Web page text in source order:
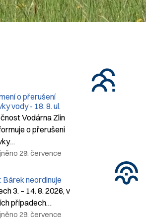
o přerušení
vody - 18. 8. ul.
Vodárna Zlin
o přerušeni
29. července
Bárek neordinuje
3. – 14. 8. 2026, v
případech…
29. července